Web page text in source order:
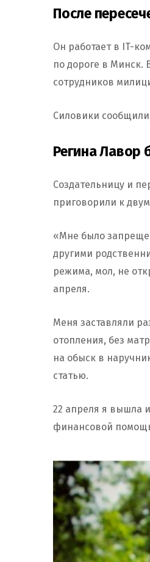
После
Он работает в IT-
по дороге в Минск.
сотрудников
Силовики
Регина Лавор
Создательницу и
приговорили к
«Мне было
другими
режима, мол, не
апреля.
Меня заставляли
отопления, без
на обыск в
статью.
22 апреля я вышла
финансовой